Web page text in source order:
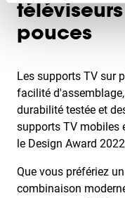
pouces
Les supports TV sur
facilité
durabilité testée et
supports TV mobiles
le Design Award
Que vous préfériez
combinaison